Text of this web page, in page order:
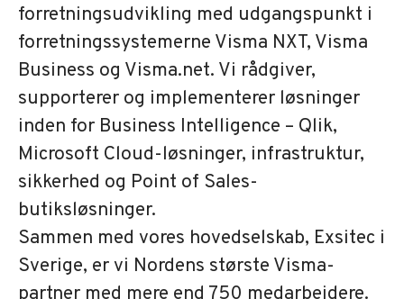
forretningsudvikling med udgangspunkt i
forretningssystemerne Visma NXT, Visma
Business og Visma.net. Vi rådgiver,
supporterer og implementerer løsninger
inden for Business Intelligence – Qlik,
Microsoft Cloud-løsninger, infrastruktur,
sikkerhed og Point of Sales-
butiksløsninger.
Sammen med vores hovedselskab, Exsitec i
Sverige, er vi Nordens største Visma-
partner med mere end 750 medarbejdere.